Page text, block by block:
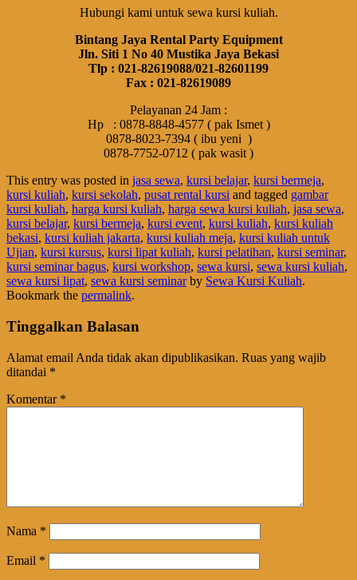
Hubungi kami untuk sewa kursi kuliah.
Bintang Jaya Rental Party Equipment
Jln. Siti 1 No 40 Mustika Jaya Bekasi
Tlp : 021-82619088/021-82601199
Fax : 021-82619089
Pelayanan 24 Jam :
Hp : 0878-8848-4577 ( pak Ismet )
0878-8023-7394 ( ibu yeni )
0878-7752-0712 ( pak wasit )
This entry was posted in jasa sewa, kursi belajar, kursi bermeja,
kursi kuliah, kursi sekolah, pusat rental kursi and tagged gambar
kursi kuliah, harga kursi kuliah, harga sewa kursi kuliah, jasa sewa,
kursi belajar, kursi bermeja, kursi event, kursi kuliah, kursi kuliah
bekasi, kursi kuliah jakarta, kursi kuliah meja, kursi kuliah untuk
Ujian, kursi kursus, kursi lipat kuliah, kursi pelatihan, kursi seminar,
kursi seminar bagus, kursi workshop, sewa kursi, sewa kursi kuliah,
sewa kursi lipat, sewa kursi seminarby Sewa Kursi Kuliah.
Bookmark the permalink.
Tinggalkan Balasan
Alamat email Anda tidak akan dipublikasikan. Ruas yang wajib
ditandai *
Komentar *
Nama *
Email *